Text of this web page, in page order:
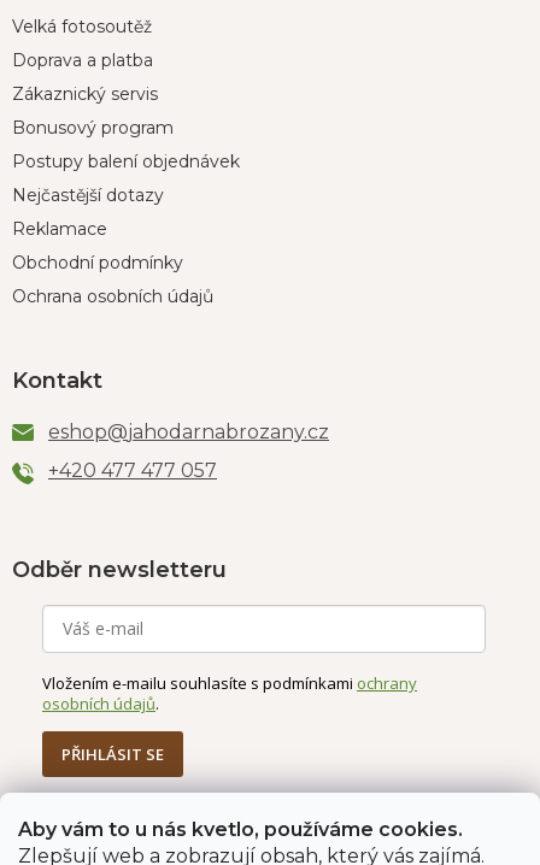
Aby vám to u nás kvetlo, používáme cookies.
Zlepšují web a zobrazují obsah, který vás zajímá.
Velká fotosoutěž
Doprava a platba
Zákaznický servis
Bonusový program
Postupy balení objednávek
Nejčastější dotazy
Reklamace
Obchodní podmínky
Ochrana osobních údajů
Kontakt
eshop@jahodarnabrozany.cz
+420 477 477 057
Odběr newsletteru
Vložením e-mailu souhlasíte s podmínkami ochrany
osobních údajů.
PŘIHLÁSIT SE
Jahodárna Brozany Obchodní podmínky